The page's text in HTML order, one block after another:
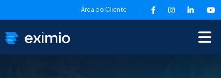
Área do Cliente -